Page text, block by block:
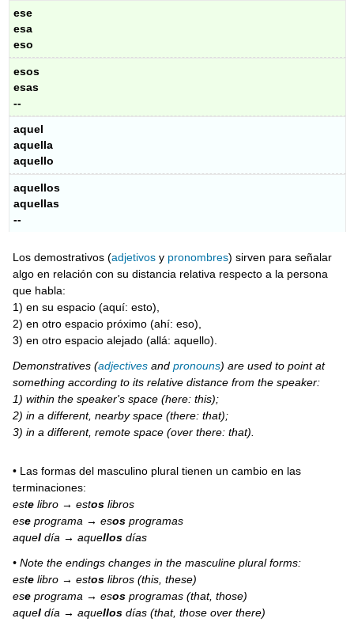
ese
esa
eso
esos
esas
--
aquel
aquella
aquello
aquellos
aquellas
--
Los demostrativos (adjetivos y pronombres) sirven para señalar
algo en relación con su distancia relativa respecto a la persona
que habla:
1) en su espacio (aquí: esto),
2) en otro espacio próximo (ahí: eso),
3) en otro espacio alejado (allá: aquello).
Demonstratives (adjectives andpronouns) are used to point at
something according to its relative distance from the speaker:
1) within the speaker's space (here: this);
2) in a different, nearby space (there: that);
3) in a different, remote space (over there: that).
• Las formas del masculino plural tienen un cambio en las
terminaciones:
este libro → estos libros
ese programa → esos programas
aquel día → aquellos días
• Note the endings changes in the masculine plural forms:
este libro → estos libros (this, these)
ese programa → esos programas (that, those)
aquel día → aquellos días (that, those over there)